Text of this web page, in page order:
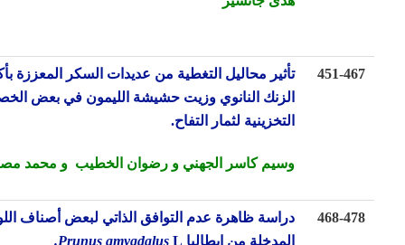
451-
تأثير محاليل التغطية من عديدات السكر المعززة بأكسيد
الزنك النانوي وزيت حشيشة الليمون في بعض الخصائص
التخزينية لثمار التفاح.
وسيم كاسر الجهني و رضوان الخطيب و محمد مصري
468- دراسة ظاهرة عدم التوافق الذاتيلبعض أصناف اللوز
المدخلة من ايطاليا
Prunus amygdalus L
.